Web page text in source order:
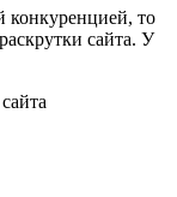
конкуренцией, то
сайта. У